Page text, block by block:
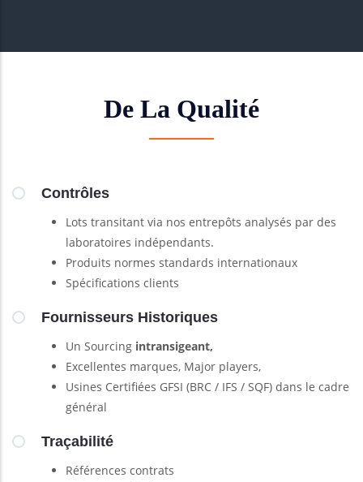
De La Qualité
Contrôles
Lots transitant via nos entrepôts analysés par des
laboratoires indépendants.
Produits normes standards internationaux
Spécifications clients
Fournisseurs Historiques
Un Sourcing intransigeant,
Excellentes marques, Major players,
Usines Certifiées GFSI (BRC / IFS / SQF) dans le cadre
général
Traçabilité
Références contrats